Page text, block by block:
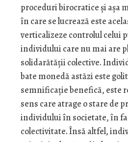
proceduri birocratice şi aşa
în care se lucrează este
verticalizeze controlul celui
individului care nu mai are
solidarătăţii colective.
bate monedă astăzi este
semnificaţie benefică,
sens care atrage o stare de
individului în societate, în
colectivitate. Însă altfel,